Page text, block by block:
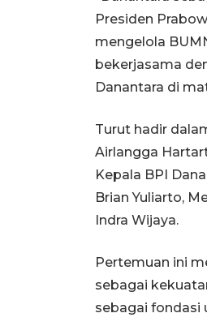
Presiden
mengelola
bekerjasama
Danantara di
Turut hadir
Airlangga
Kepala BPI
Brian Yuliarto,
Indra Wijaya.
Pertemuan ini
sebagai
sebagai fondasi